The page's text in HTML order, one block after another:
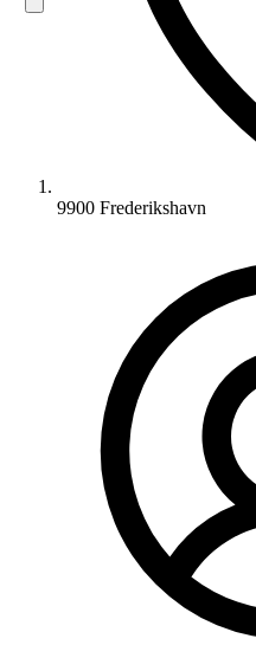
9900 Frederikshavn